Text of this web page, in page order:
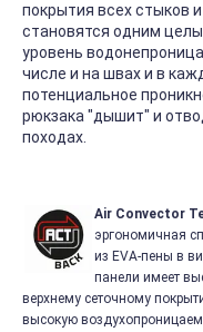
покрытия всех стыков
становятся одним
уровень
числе и на швах и в
потенциальное
рюкзака "дышит" и
походах.
Air Convector
эргономичная
из EVA-пены в
панели имеет
верхнему сеточному
высокую